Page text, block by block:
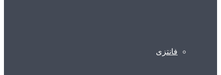
فانتزی